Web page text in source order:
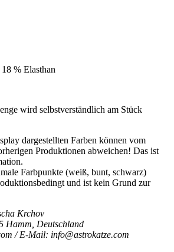
% Elasthan
wird selbstverständlich am Stück
dargestellten Farben können vom
Produktionen abweichen! Das ist
Farbpunkte (weiß, bunt, schwarz)
und ist kein Grund zur
Krchov
Hamm, Deutschland
/ E-Mail: info@astrokatze.com